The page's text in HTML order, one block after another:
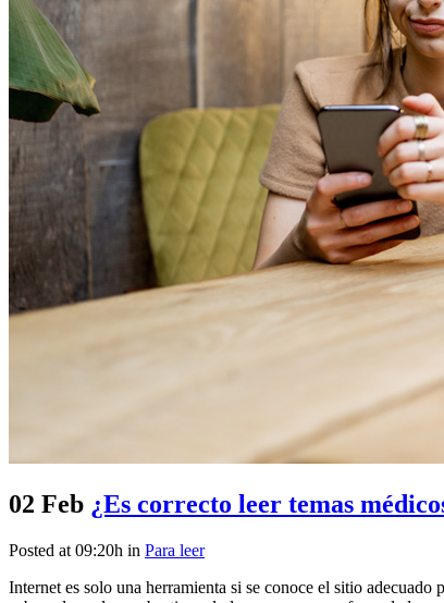
02 Feb ¿Es correcto leer temas
Posted at 09:20h in Para leer
Internet es solo una herramienta si se conoce el sitio